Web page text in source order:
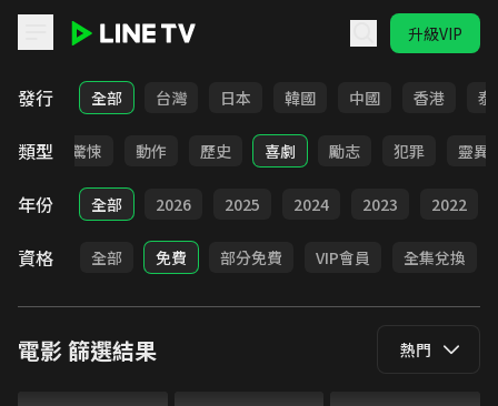
升級VIP
LINE TV - 電影
發行 全部 台灣 日本 韓國 中國 香港 泰
類型
情慾 驚悚 動作 歷史 喜劇 勵志 犯罪 靈異
年份 全部 2026 2025 2024 2023 2022
資格 全部 免費 部分免費 VIP會員 全集兌換
電影篩選結果 熱門